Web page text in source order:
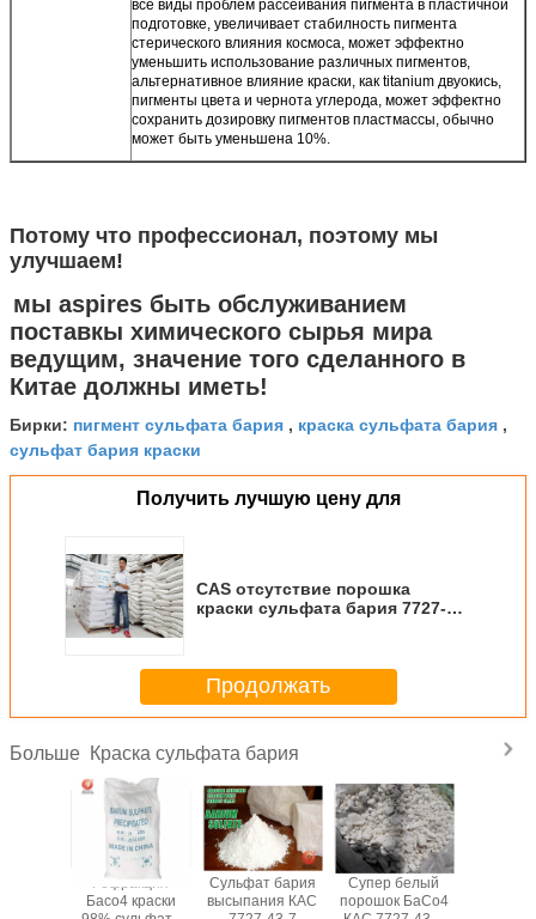
все виды проблем рассеивания пигмента в пластичной
подготовке, увеличивает стабилность пигмента
стерического влияния космоса, может эффектно
уменьшить использование различных пигментов,
альтернативное влияние краски, как titanium двуокись,
пигменты цвета и чернота углерода, может эффектно
сохранить дозировку пигментов пластмассы, обычно
может быть уменьшена 10%.
Потому что профессионал, поэтому мы
улучшаем!
мы aspires быть обслуживанием
поставкы химического сырья мира
ведущим, значение того сделанного в
Китае должны иметь!
Бирки: пигмент сульфата бария , краска сульфата бария ,
сульфат бария краски
Получить лучшую цену для
CAS отсутствие порошка
краски сульфата бария 7727-43-
Продолжать
Больше Краска сульфата бария
Рефракция
Басо4 краски
Сульфат бария
высыпания КАС
Супер белый
порошок БаСо4